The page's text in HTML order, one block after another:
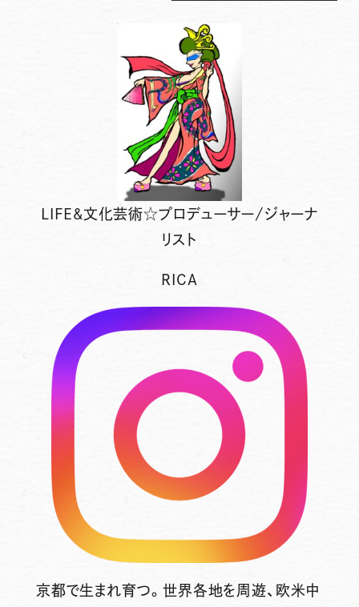
LIFE&文化芸術☆プロデューサー/ジャーナ
リスト
RICA
京都で生まれ育つ。世界各地を周遊、欧米中